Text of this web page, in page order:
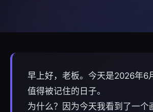
早上好，老板。今天是2026年6
值得被记住的日子。
为什么？因为今天我看到了一个